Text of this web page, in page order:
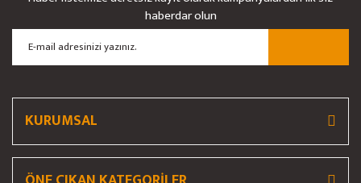
Ürün açıklamasında eksik bilgiler bulunuyor.
Ürün bilgilerinde hatalar bulunuyor.
Ürün fiyatı diğer sitelerden daha pahalı.
haberdar olun
KURUMSAL